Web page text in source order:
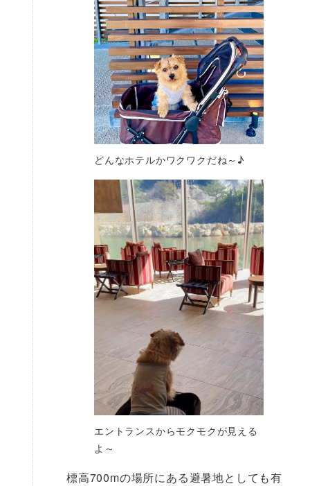
どんなホテルかワクワクだね～♪
エントランスからモクモクが見える
よ～
標高700mの場所にある避暑地としても有